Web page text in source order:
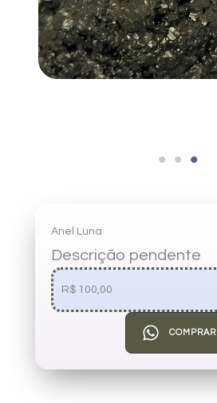
Anel Luna
Descrição pendente
R$ 100,00
COMPRAR